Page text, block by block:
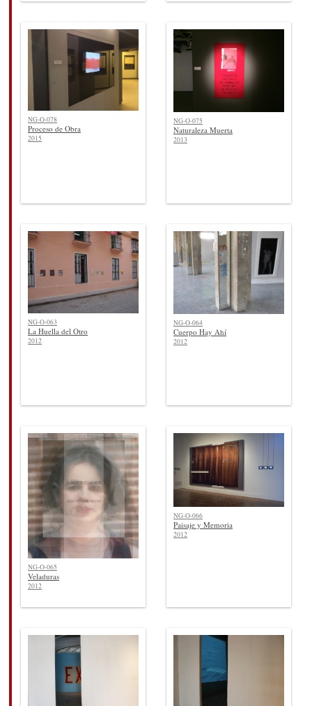
NG-O-078
Proceso de Obra
2015
NG-O-075
Naturaleza Muerta
2013
NG-O-063
La Huella del Otro
2012
NG-O-064
Cuerpo Hay Ahí
2012
NG-O-065
Veladuras
2012
NG-O-066
Paisaje y Memoria
2012